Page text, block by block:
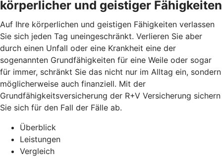
körperlicher und geistiger Fähigkeiten
Auf Ihre körperlichen und geistigen Fähigkeiten verlassen
Sie sich jeden Tag uneingeschränkt. Verlieren Sie aber
durch einen Unfall oder eine Krankheit eine der
sogenannten Grundfähigkeiten für eine Weile oder sogar
für immer, schränkt Sie das nicht nur im Alltag ein, sondern
möglicherweise auch finanziell. Mit der
Grundfähigkeitsversicherung der R+V Versicherung sichern
Sie sich für den Fall der Fälle ab.
Überblick
Leistungen
Vergleich